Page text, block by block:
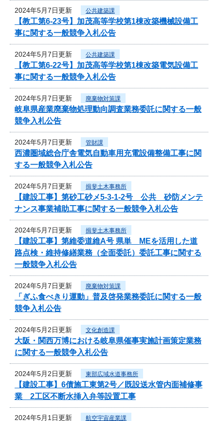
2024年5月7日更新 公共建築課
【教工第6-23号】加茂高等学校第1棟改築機械設備工
事に関する一般競争入札公告
2024年5月7日更新 公共建築課
【教工第6-22号】加茂高等学校第1棟改築電気設備工
事に関する一般競争入札公告
2024年5月7日更新 廃棄物対策課
岐阜県産業廃棄物処理動向調査業務委託に関する一般
競争入札公告
2024年5月7日更新 管財課
西濃圏域総合庁舎電気自動車用充電設備整備工事に関
する一般競争入札公告
2024年5月7日更新 揖斐土木事務所
【建設工事】第砂工砂メ5-3-1-2号 公共 砂防メンテ
ナンス事業補助工事に関する一般競争入札公告
2024年5月7日更新 揖斐土木事務所
【建設工事】第維委道維A号 県単 MEを活用した道
路点検・維持修繕業務（全面委託）委託工事に関する
一般競争入札公告
2024年5月7日更新 廃棄物対策課
「ぎふ食べきり運動」普及啓発業務委託に関する一般
競争入札公告
2024年5月2日更新 文化創造課
大阪・関西万博における岐阜県催事実施計画策定業務
に関する一般競争入札公告
2024年5月2日更新 東部広域水道事務所
【建設工事】6債施工東第2号／既設送水管内面補修事
業 2工区不断水挿入弁等設置工事
2024年5月1日更新 航空宇宙産業課